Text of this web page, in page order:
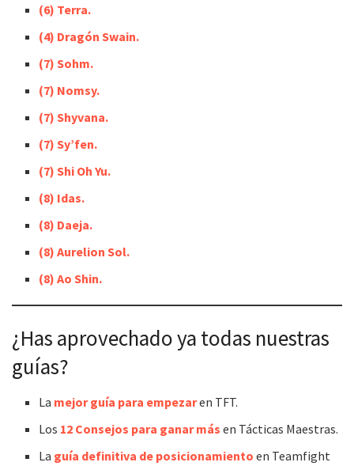
(6) Terra.
(4) Dragón Swain.
(7) Sohm.
(7) Nomsy.
(7) Shyvana.
(7) Sy’fen.
(7) Shi Oh Yu.
(8) Idas.
(8) Daeja.
(8) Aurelion Sol.
(8) Ao Shin.
¿Has aprovechado ya todas nuestras
guías?
La mejor guía para empezaren TFT.
Los 12 Consejos para ganar más en Tácticas Maestras.
La guía definitiva de posicionamiento en Teamfight